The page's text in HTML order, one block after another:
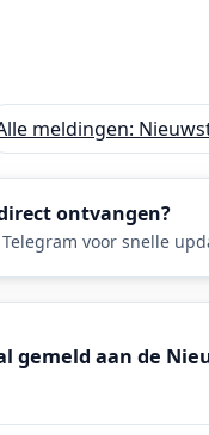
meldingen:
ontvangen?
voor snelle
gemeld aan de